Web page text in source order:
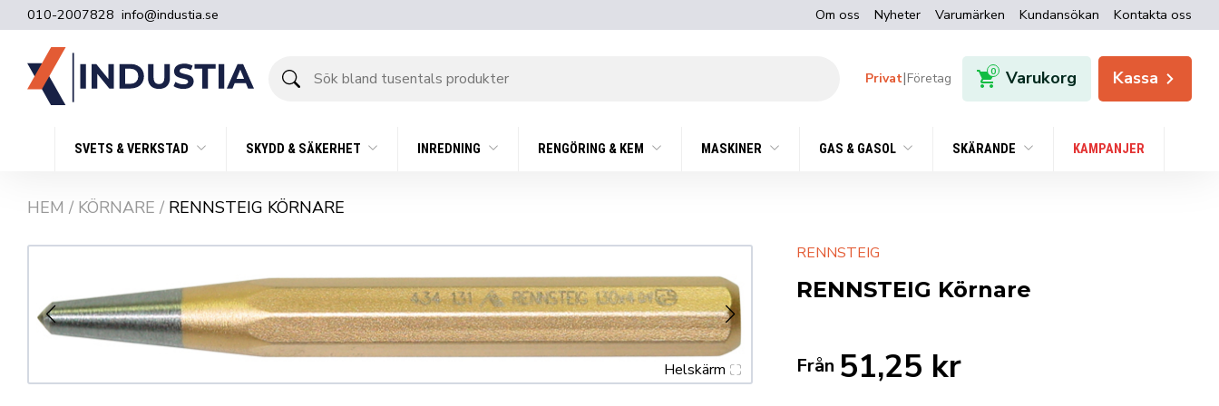
010-2007828 info@industia.se Om oss Nyheter Varumärken Kundansökan Kontakta oss
bland
Privat|Företag 0 Varukorg Kassa
SVETS & VERKSTAD SKYDD & SÄKERHET INREDNING RENGÖRING & KEM MASKINER GAS & GASOL SKÄRANDE KAMPANJER
HEM / KÖRNARE / RENNSTEIG KÖRNARE
Helskärm
RENNSTEIG
RENNSTEIG Körnare
Från 51,25 kr